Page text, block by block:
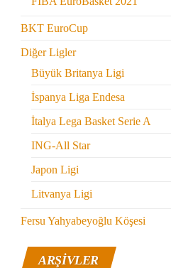
BKT EuroCup
Diğer Ligler
Büyük Britanya Ligi
İspanya Liga Endesa
İtalya Lega Basket Serie A
ING-All Star
Japon Ligi
Litvanya Ligi
Fersu Yahyabeyoğlu Köşesi
ARŞIVLER